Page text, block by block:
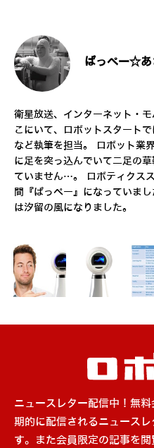
ぱっぺー☆あ
衛星放送、インターネット・
こにいて、ロボットスタート
など執筆を担当。 ロボット業
に足を突っ込んでいて二足の
ていません…。 ロボティクス
間『ぱっぺー』になっていま
は汐留の風になりました。
ニュースレター配信中！無
期的に配信されるニュース
す。また会員限定の記事を閲